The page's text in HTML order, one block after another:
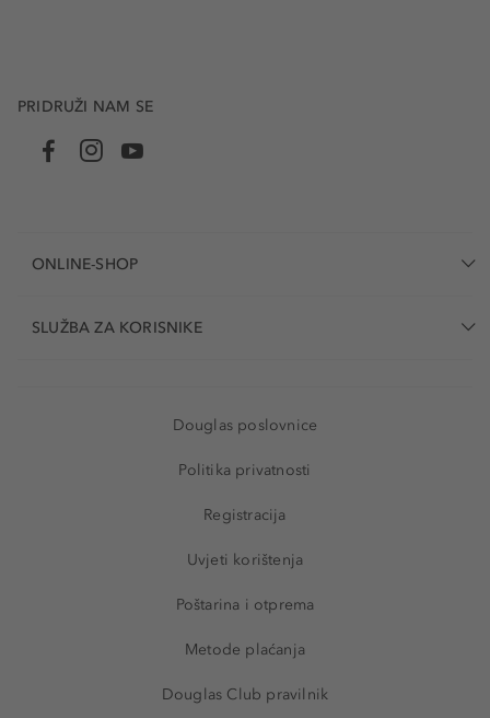
PRIDRUŽI NAM SE
ONLINE-SHOP
SLUŽBA ZA KORISNIKE
Douglas poslovnice
Politika privatnosti
Registracija
Uvjeti korištenja
Poštarina i otprema
Metode plaćanja
Douglas Club pravilnik